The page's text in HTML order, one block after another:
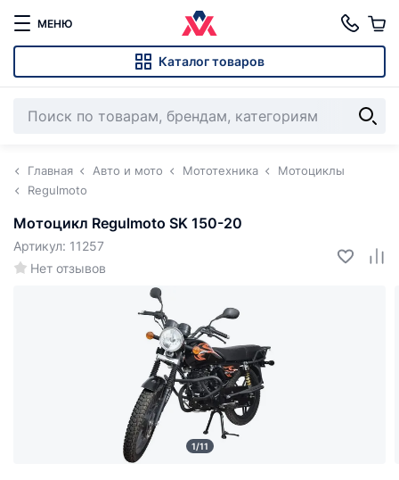
МЕНЮ
Каталог товаров
Главная Авто и мото Мототехника
Мотоциклы
Regulmoto
Мотоцикл Regulmoto SK 150-20
Нет отзывов
Артикул: 11257
1/11